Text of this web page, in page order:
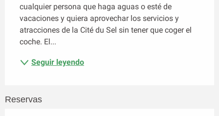
cualquier persona que haga aguas o esté de
vacaciones y quiera aprovechar los servicios y
atracciones de la Cité du Sel sin tener que coger el
coche. El...
Seguir leyendo
Reservas